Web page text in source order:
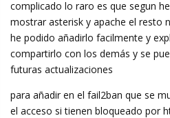
complicado lo raro es que segun
mostrar asterisk y apache el resto
he podido añadirlo facilmente y
compartirlo con los demás y se
futuras actualizaciones
para añadir en el fail2ban que se
el acceso si tienen bloqueado por